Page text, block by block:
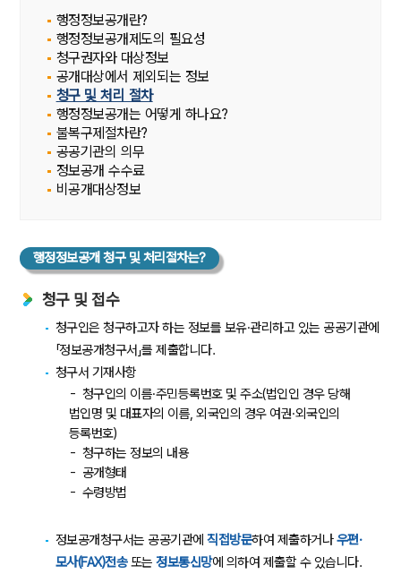
행정정보공개란?
행정정보공개제도의 필요성
청구권자와 대상정보
공개대상에서 제외되는 정보
청구 및 처리 절차
행정정보공개는 어떻게 하나요?
불복구제절차란?
공공기관의 의무
정보공개 수수료
비공개대상정보
행정정보공개 청구 및 처리절차는?
청구 및 접수
청구인은 청구하고자 하는 정보를 보유·관리하고 있는 공공기관에
「정보공개청구서」를 제출합니다.
청구서 기재사항
청구인의 이름·주민등록번호 및 주소(법인인 경우 당해
법인명 및 대표자의 이름, 외국인의 경우 여권·외국인의
등록번호)
청구하는 정보의 내용
공개형태
수령방법
정보공개청구서는 공공기관에직접방문하여 제출하거나우편·
모사(FAX)전송또는정보통신망에 의하여 제출할 수 있습니다.